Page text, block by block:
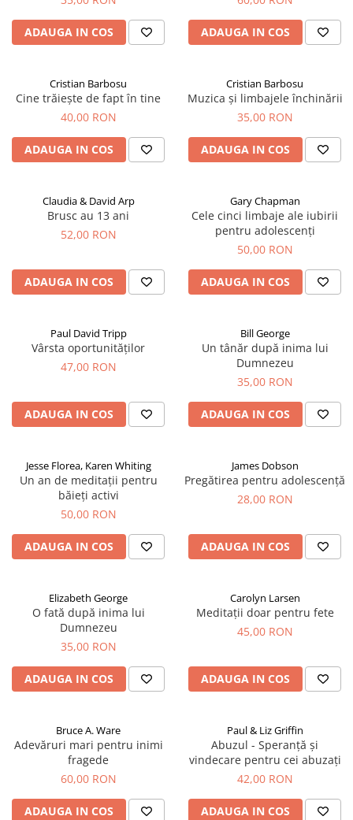
ADAUGA IN COS ADAUGA IN COS
Cristian Barbosu
Cine trăiește de fapt în tine
40,00 RON
ADAUGA IN COS
Cristian Barbosu
Muzica și limbajele închinării
35,00 RON
ADAUGA IN COS
Claudia & David Arp
Brusc au 13 ani
52,00 RON
ADAUGA IN COS
Gary Chapman
Cele cinci limbaje ale iubirii
pentru adolescenți
50,00 RON
ADAUGA IN COS
Paul David Tripp
Vârsta oportunităților
47,00 RON
ADAUGA IN COS
Bill George
Un tânăr după inima lui
Dumnezeu
35,00 RON
ADAUGA IN COS
Jesse Florea, Karen Whiting
Un an de meditații pentru
băieți activi
50,00 RON
ADAUGA IN COS
James Dobson
Pregătirea pentru adolescență
28,00 RON
ADAUGA IN COS
Elizabeth George
O fată după inima lui
Dumnezeu
35,00 RON
ADAUGA IN COS
Carolyn Larsen
Meditații doar pentru fete
45,00 RON
ADAUGA IN COS
Bruce A. Ware
Adevăruri mari pentru inimi
fragede
60,00 RON
ADAUGA IN COS
Paul & Liz Griffin
Abuzul - Speranță și
vindecare pentru cei abuzați
42,00 RON
ADAUGA IN COS